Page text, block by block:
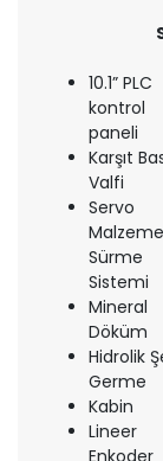
10.1” PLC
kontrol
paneli
Karşıt
Valfi
Servo
Malzeme
Sürme
Sistemi
Mineral
Döküm
Hidrolik
Germe
Kabin
Lineer
Enkoder